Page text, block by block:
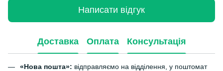
Написати відгук
Доставка Оплата Консультація
«Нова пошта»: відправляємо на відділення, у поштомат